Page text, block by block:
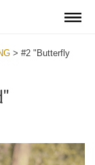
> #2 "Butterfly